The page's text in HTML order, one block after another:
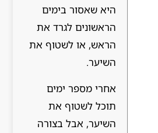
היא שאסור בימים
הראשונים לגרד את
הראש, או לשטוף את
השיער.
אחרי מספר ימים
תוכל לשטוף את
השיער, אבל בצורה